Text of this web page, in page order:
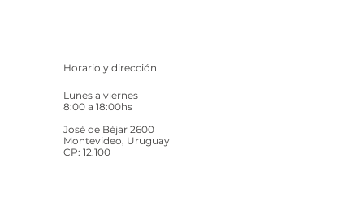
Horario y dirección
Lunes a viernes
8:00 a 18:00hs
José de Béjar 2600
Montevideo, Uruguay
CP: 12.100